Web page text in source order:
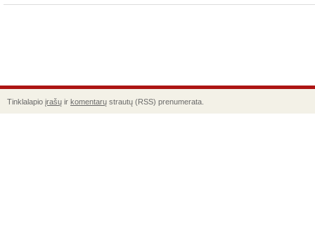
Tinklalapio įrašų ir komentarų strautų (RSS) prenumerata.